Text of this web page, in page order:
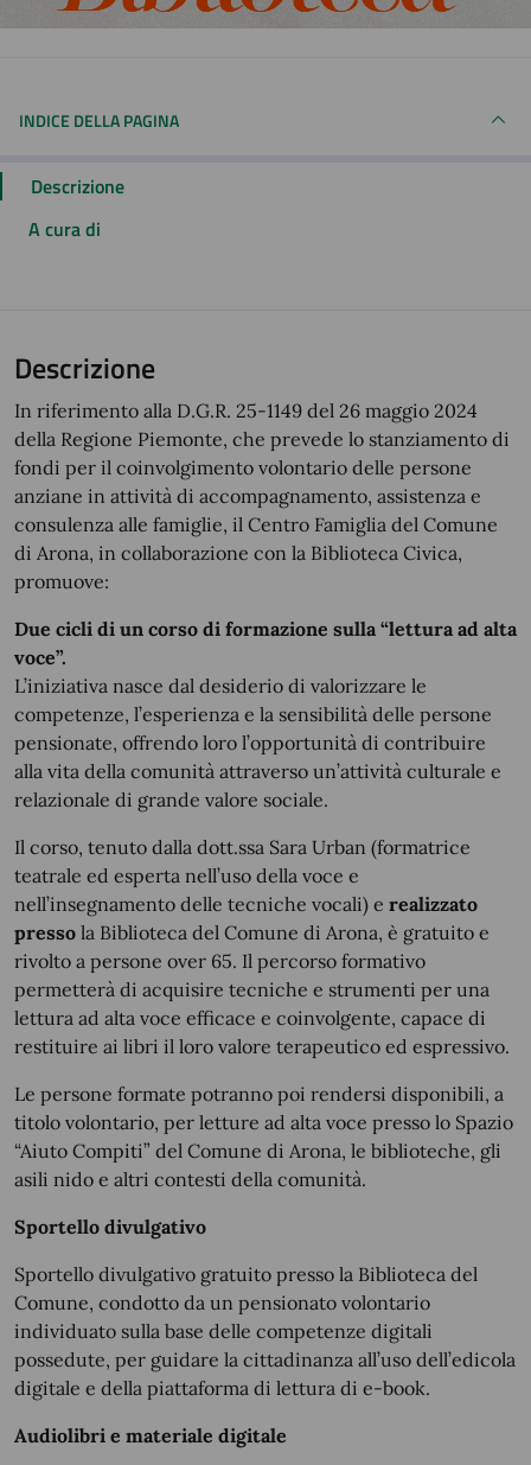
INDICE DELLA PAGINA
Descrizione
A cura di
Descrizione
In riferimento alla D.G.R. 25-1149 del 26 maggio 2024
della Regione Piemonte, che prevede lo stanziamento di
fondi per il coinvolgimento volontario delle persone
anziane in attività di accompagnamento, assistenza e
consulenza alle famiglie, il Centro Famiglia del Comune
di Arona, in collaborazione con la Biblioteca Civica,
promuove:
Due cicli di un corso di formazione sulla “lettura ad alta
voce”.
L’iniziativa nasce dal desiderio di valorizzare le
competenze, l’esperienza e la sensibilità delle persone
pensionate, offrendo loro l’opportunità di contribuire
alla vita della comunità attraverso un’attività culturale e
relazionale di grande valore sociale.
Il corso, tenuto dalla dott.ssa Sara Urban (formatrice
teatrale ed esperta nell’uso della voce e
nell’insegnamento delle tecniche vocali) e realizzato
presso la Biblioteca del Comune di Arona, è gratuito e
rivolto a persone over 65. Il percorso formativo
permetterà di acquisire tecniche e strumenti per una
lettura ad alta voce efficace e coinvolgente, capace di
restituire ai libri il loro valore terapeutico ed espressivo.
Le persone formate potranno poi rendersi disponibili, a
titolo volontario, per letture ad alta voce presso lo Spazio
“Aiuto Compiti” del Comune di Arona, le biblioteche, gli
asili nido e altri contesti della comunità.
Sportello divulgativo
Sportello divulgativo gratuito presso la Biblioteca del
Comune, condotto da un pensionato volontario
individuato sulla base delle competenze digitali
possedute, per guidare la cittadinanza all’uso dell’edicola
digitale e della piattaforma di lettura di e-book.
Audiolibri e materiale digitale